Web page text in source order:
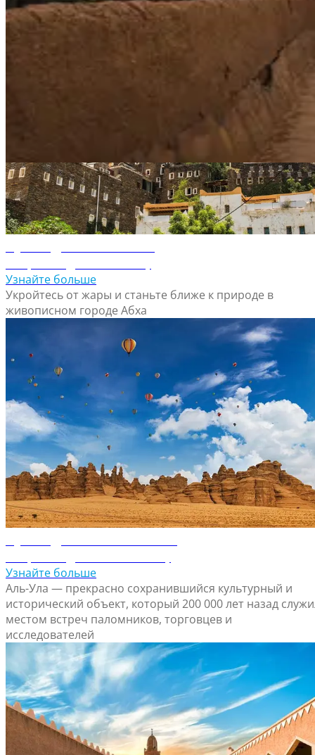
Путеводитель по Саудовской
Путеводитель по Саудовской
выставлена внушительная коллекция предметов
изобразительного искусства.
Узнайте больше
Укройтесь от жары и станьте ближе к природе в
живописном городе Абха
Узнайте больше
Аль-Ула — прекрасно сохранившийся культурный и
исторический объект, который 200 000 лет назад
местом встреч паломников, торговцев и
исследователей